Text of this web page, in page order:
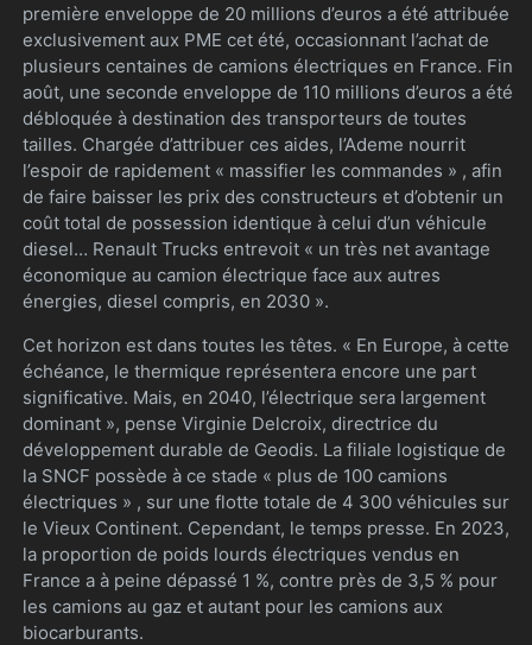
première enveloppe de 20 millions d’euros a été attribuée
exclusivement aux PME cet été, occasionnant l’achat de
plusieurs centaines de camions électriques en France. Fin
août, une seconde enveloppe de 110 millions d’euros a été
débloquée à destination des transporteurs de toutes
tailles. Chargée d’attribuer ces aides, l’Ademe nourrit
l’espoir de rapidement « massifier les commandes » , afin
de faire baisser les prix des constructeurs et d’obtenir un
coût total de possession identique à celui d’un véhicule
diesel… Renault Trucks entrevoit « un très net avantage
économique au camion électrique face aux autres
énergies, diesel compris, en 2030 ».
Cet horizon est dans toutes les têtes. « En Europe, à cette
échéance, le thermique représentera encore une part
significative. Mais, en 2040, l’électrique sera largement
dominant », pense Virginie Delcroix, directrice du
développement durable de Geodis. La filiale logistique de
la SNCF possède à ce stade « plus de 100 camions
électriques » , sur une flotte totale de 4 300 véhicules sur
le Vieux Continent. Cependant, le temps presse. En 2023,
la proportion de poids lourds électriques vendus en
France a à peine dépassé 1 %, contre près de 3,5 % pour
les camions au gaz et autant pour les camions aux
biocarburants.